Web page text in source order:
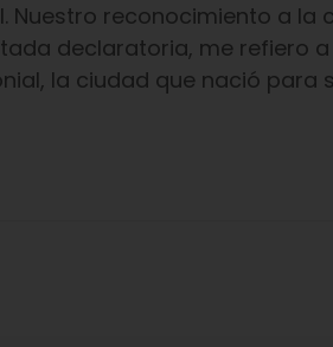
Nuestro reconocimiento a la
declaratoria, me refiero
la ciudad que nació para